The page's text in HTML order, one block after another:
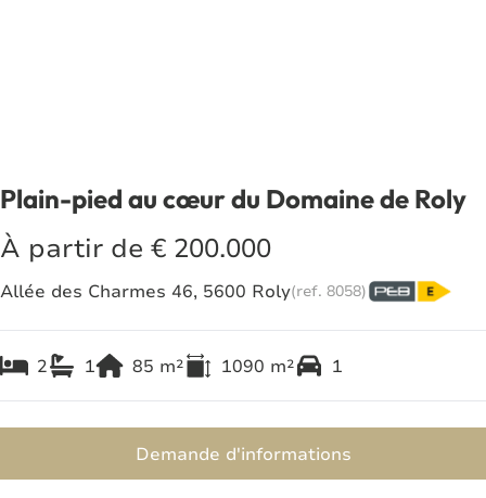
Plain-pied au cœur du Domaine de Roly
À partir de € 200.000
Allée des Charmes 46, 5600 Roly(ref. 8058)
2 1 85 m² 1090 m² 1
Demande d'informations